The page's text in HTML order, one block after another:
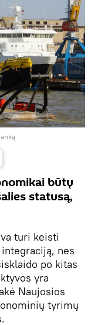
būtų
statusą,
turi keisti
nes
po kitas
yra
Naujosios
tyrimų